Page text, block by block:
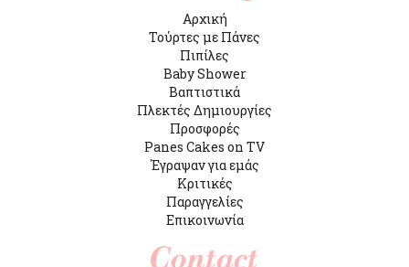
Αρχική
Τούρτες με Πάνες
Πιπίλες
Baby Shower
Βαπτιστικά
Πλεκτές Δημιουργίες
Προσφορές
Panes Cakes on TV
Έγραψαν για εμάς
Κριτικές
Παραγγελίες
Επικοινωνία